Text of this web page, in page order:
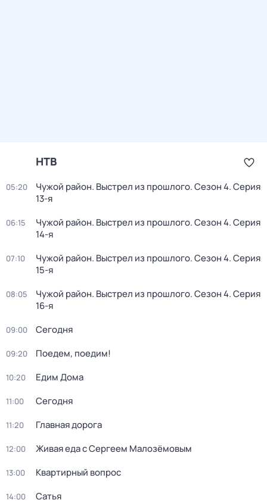
НТВ
05:20 Чужой район. Выстрел из прошлого. Сезон 4. Серия
13-я
06:15 Чужой район. Выстрел из прошлого. Сезон 4. Серия
14-я
07:10 Чужой район. Выстрел из прошлого. Сезон 4. Серия
15-я
08:05 Чужой район. Выстрел из прошлого. Сезон 4. Серия
16-я
09:00 Сегодня
09:20 Поедем, поедим!
10:20 Едим Дома
11:00 Сегодня
11:20 Главная дорога
12:00 Живая еда с Сергеем Малозёмовым
13:00 Квартирный вопрос
14:00 Сатья